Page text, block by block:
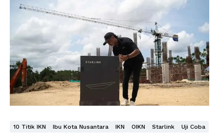
10 Titik IKN Ibu Kota Nusantara IKN OIKN Starlink Uji Coba